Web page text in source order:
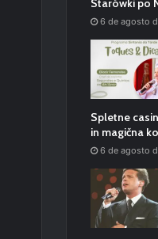
Starówki po
6 de agosto
Spletne
in magična
6 de agosto